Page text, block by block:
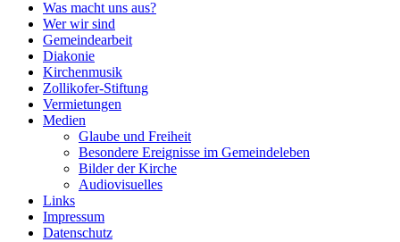
Was macht uns aus?
Wer wir sind
Gemeindearbeit
Diakonie
Kirchenmusik
Zollikofer-Stiftung
Vermietungen
Medien
Glaube und Freiheit
Besondere Ereignisse im Gemeindeleben
Bilder der Kirche
Audiovisuelles
Links
Impressum
Datenschutz